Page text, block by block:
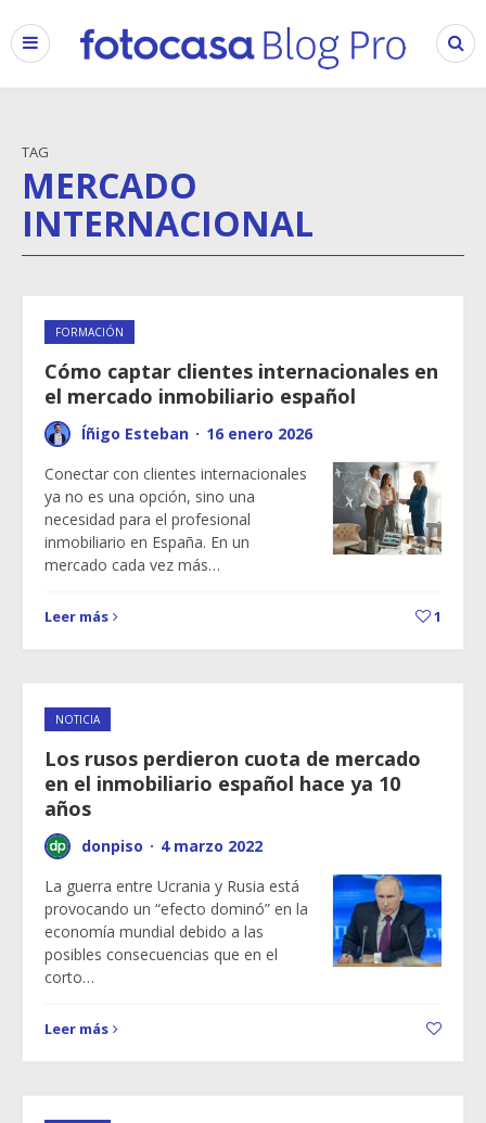
TAG
MERCADO
INTERNACIONAL
FORMACIÓN
Cómo captar clientes internacionales en
el mercado inmobiliario español
Íñigo Esteban · 16 enero 2026
Conectar con clientes internacionales
ya no es una opción, sino una
necesidad para el profesional
inmobiliario en España. En un
mercado cada vez más…
Leer más 1
NOTICIA
Los rusos perdieron cuota de mercado
en el inmobiliario español hace ya 10
años
donpiso · 4 marzo 2022
La guerra entre Ucrania y Rusia está
provocando un “efecto dominó” en la
economía mundial debido a las
posibles consecuencias que en el
corto…
Leer más